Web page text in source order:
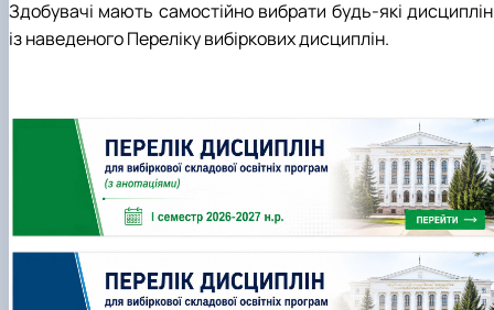
Здобувачі мають самостійно вибрати будь-які
із наведеного Переліку вибіркових дисциплін.